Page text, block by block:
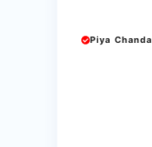
Piya Chanda